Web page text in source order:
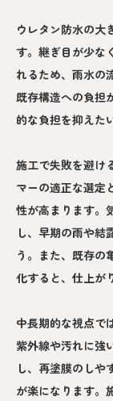
ウレタン防水の大
す。継ぎ目が少な
れるため、雨水の
既存構造への負担
的な負担を抑えた
施工で失敗を避け
マーの適正な選定
性が高まります。
し、早期の雨や結
う。また、既存の
化すると、仕上が
中長期的な視点で
紫外線や汚れに強
し、再塗膜のしや
が楽になります。